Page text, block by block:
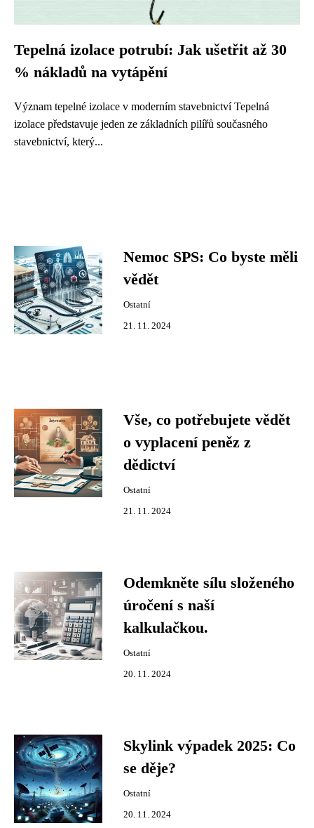
Tepelná izolace potrubí: Jak ušetřit až 30
% nákladů na vytápění
Význam tepelné izolace v moderním stavebnictví Tepelná
izolace představuje jeden ze základních pilířů současného
stavebnictví, který...
Nemoc SPS: Co byste měli
vědět
Ostatní
21. 11. 2024
Vše, co potřebujete vědět
o vyplacení peněz z
dědictví
Ostatní
21. 11. 2024
Odemkněte sílu složeného
úročení s naší
kalkulačkou.
Ostatní
20. 11. 2024
Skylink výpadek 2025: Co
se děje?
Ostatní
20. 11. 2024